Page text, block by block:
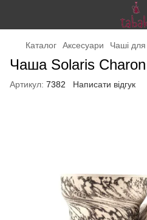
Каталог Аксесуари Чаші
Чаша Solaris Charon
Артикул: 7382 Написати відгук